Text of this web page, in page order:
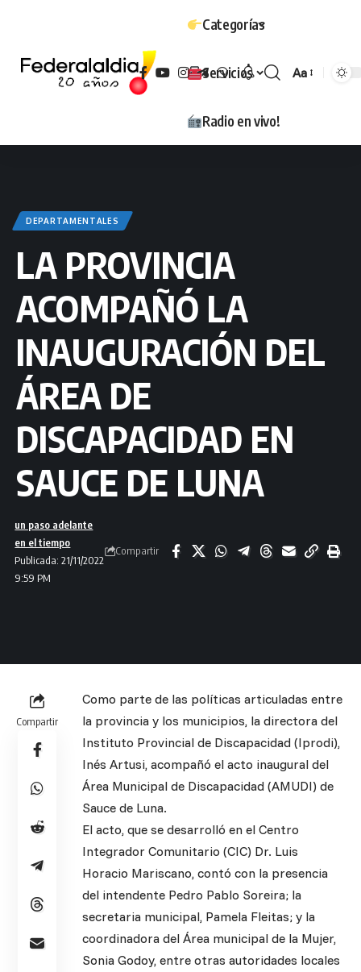
Categorías
Servicios
Radio en vivo!
Tamaño
Aa
DEPARTAMENTALES
LA PROVINCIA
ACOMPAÑÓ LA
INAUGURACIÓN DEL
ÁREA DE
DISCAPACIDAD EN
SAUCE DE LUNA
Publicada: 21/11/2022
9:59 PM
un paso adelante
en el tiempo
Compartir
Compartir
Como parte de las políticas articuladas entre
la provincia y los municipios, la directora del
Instituto Provincial de Discapacidad (Iprodi),
Inés Artusi, acompañó el acto inaugural del
Área Municipal de Discapacidad (AMUDI) de
Sauce de Luna.
El acto, que se desarrolló en el Centro
Integrador Comunitario (CIC) Dr. Luis
Horacio Mariscano, contó con la presencia
del intendente Pedro Pablo Soreira; la
secretaria municipal, Pamela Fleitas; y la
coordinadora del Área municipal de la Mujer,
Sonia Godoy, entre otras autoridades locales